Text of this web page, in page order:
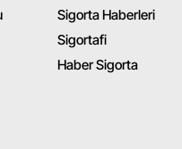
Sigorta Haberleri
Sigortafi
Haber Sigorta